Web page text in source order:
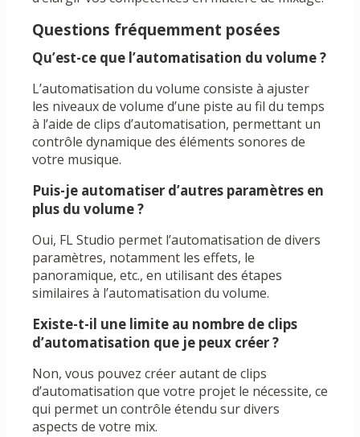
Questions fréquemment posées
Qu’est-ce que l’automatisation du volume ?
L’automatisation du volume consiste à ajuster
les niveaux de volume d’une piste au fil du temps
à l’aide de clips d’automatisation, permettant un
contrôle dynamique des éléments sonores de
votre musique.
Puis-je automatiser d’autres paramètres en
plus du volume ?
Oui, FL Studio permet l’automatisation de divers
paramètres, notamment les effets, le
panoramique, etc., en utilisant des étapes
similaires à l’automatisation du volume.
Existe-t-il une limite au nombre de clips
d’automatisation que je peux créer ?
Non, vous pouvez créer autant de clips
d’automatisation que votre projet le nécessite, ce
qui permet un contrôle étendu sur divers
aspects de votre mix.